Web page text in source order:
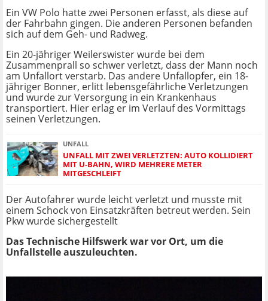
Ein VW Polo hatte zwei Personen erfasst, als diese auf
der Fahrbahn gingen. Die anderen Personen befanden
sich auf dem Geh- und Radweg.
Ein 20-jähriger Weilerswister wurde bei dem
Zusammenprall so schwer verletzt, dass der Mann noch
am Unfallort verstarb. Das andere Unfallopfer, ein 18-
jähriger Bonner, erlitt lebensgefährliche Verletzungen
und wurde zur Versorgung in ein Krankenhaus
transportiert. Hier erlag er im Verlauf des Vormittags
seinen Verletzungen.
UNFALL
UNFALL MIT ZWEI VERLETZTEN: AUTO KOLLIDIERT
MIT U-BAHN, WIRD MEHRERE METER
MITGESCHLEIFT
Der Autofahrer wurde leicht verletzt und musste mit
einem Schock von Einsatzkräften betreut werden. Sein
Pkw wurde sichergestellt
Das Technische Hilfswerk war vor Ort, um die
Unfallstelle auszuleuchten.